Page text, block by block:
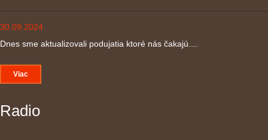
30.09.2024
Dnes sme aktualizovali podujatia ktoré nás čakajú....
Viac
Radio